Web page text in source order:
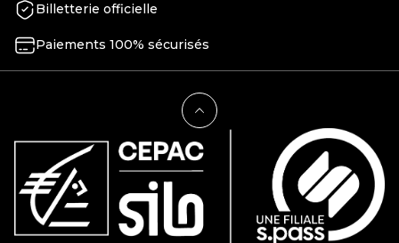
Billetterie officielle
Paiements 100% sécurisés